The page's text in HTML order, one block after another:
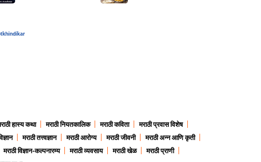
हास्य कथा मराठी नियतकालिक मराठी कविता
मराठी प्रवास विशेष
मराठी तत्त्वज्ञान मराठी आरोग्य मराठी जीवनी
मराठी अन्न आणि कृती
मराठी विज्ञान-कल्पनारम्य मराठी व्यवसाय मराठी खेळ
मराठी प्राणी